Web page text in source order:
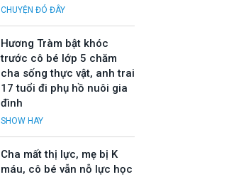
CHUYỆN ĐÓ ĐÂY
Hương Tràm bật khóc
trước cô bé lớp 5 chăm
cha sống thực vật, anh trai
17 tuổi đi phụ hồ nuôi gia
đình
SHOW HAY
Cha mất thị lực, mẹ bị K
máu, cô bé vẫn nỗ lực học